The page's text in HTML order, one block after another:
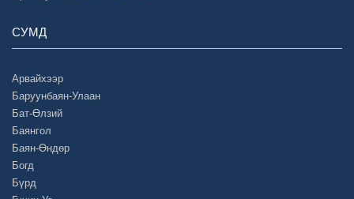
СУМД
Арвайхээр
Баруунбаян-Улаан
Бат-Өлзий
Баянгол
Баян-Өндөр
Богд
Бүрд